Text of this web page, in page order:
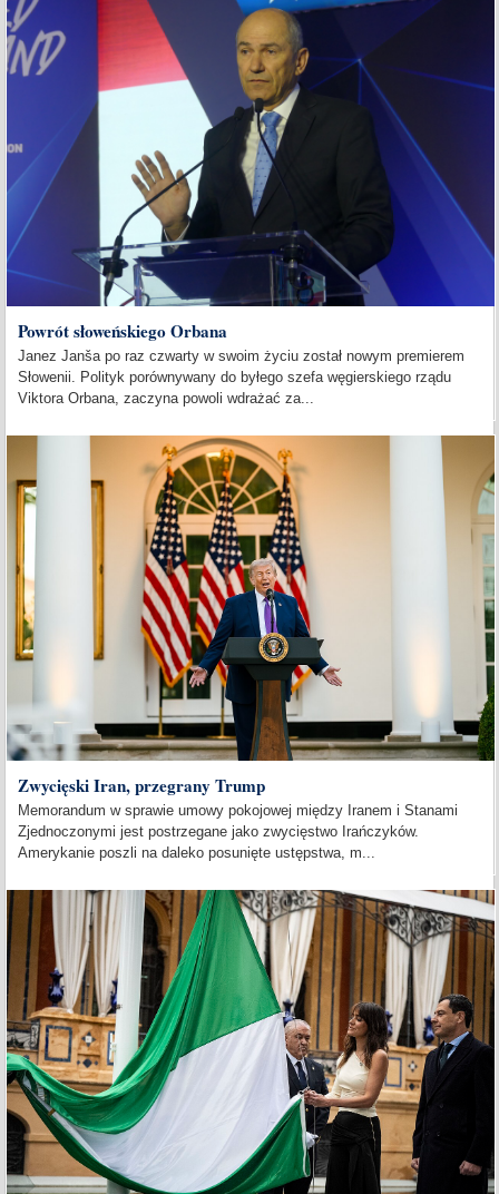
Powrót słoweńskiego Orbana
Janez Janša po raz czwarty w swoim życiu został nowym premierem
Słowenii. Polityk porównywany do byłego szefa węgierskiego rządu
Viktora Orbana, zaczyna powoli wdrażać za...
Zwycięski Iran, przegrany Trump
Memorandum w sprawie umowy pokojowej między Iranem i Stanami
Zjednoczonymi jest postrzegane jako zwycięstwo Irańczyków.
Amerykanie poszli na daleko posunięte ustępstwa, m...